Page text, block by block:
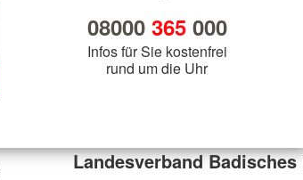
08000 365000
Infos für Sie kostenfrei
rund um die Uhr
Landesverband Badisches